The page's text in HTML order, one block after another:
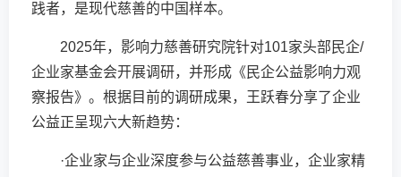
践者，是现代慈善的中国样本。
2025年，影响力慈善研究院针对101家头部民企/
企业家基金会开展调研，并形成《民企公益影响力观
察报告》。根据目前的调研成果，王跃春分享了企业
公益正呈现六大新趋势：
·企业家与企业深度参与公益慈善事业，企业家精